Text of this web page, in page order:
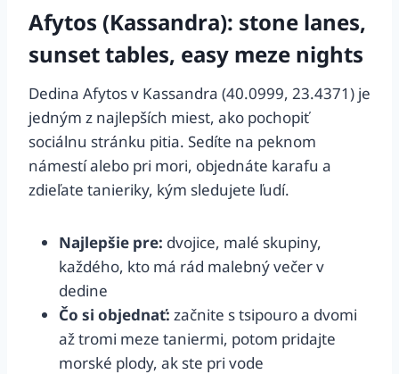
Afytos (Kassandra): stone lanes,
sunset tables, easy meze nights
Dedina Afytos v Kassandra (40.0999, 23.4371) je
jedným z najlepších miest, ako pochopiť
sociálnu stránku pitia. Sedíte na peknom
námestí alebo pri mori, objednáte karafu a
zdieľate tanieriky, kým sledujete ľudí.
Najlepšie pre: dvojice, malé skupiny,
každého, kto má rád malebný večer v
dedine
Čo si objednať: začnite s tsipouro a dvomi
až tromi meze taniermi, potom pridajte
morské plody, ak ste pri vode